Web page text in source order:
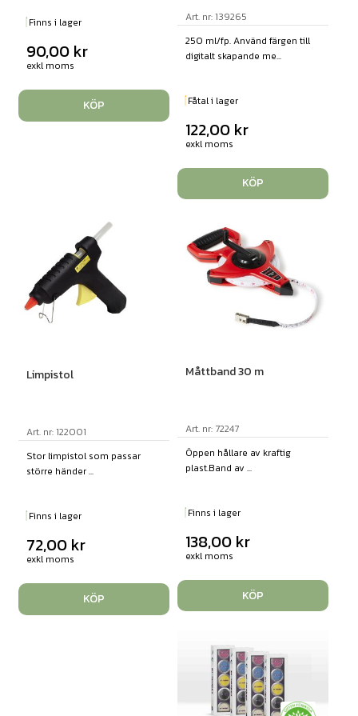
Finns i lager
90,00 kr
exkl moms
KÖP
Art. nr: 139265
250 ml/fp. Använd färgen till
digitalt skapande me...
Fåtal i lager
122,00 kr
exkl moms
KÖP
Limpistol
Art. nr: 122001
Stor limpistol som passar
större händer ...
Finns i lager
72,00 kr
exkl moms
KÖP
Måttband 30 m
Art. nr: 72247
Öppen hållare av kraftig
plast.Band av ...
Finns i lager
138,00 kr
exkl moms
KÖP